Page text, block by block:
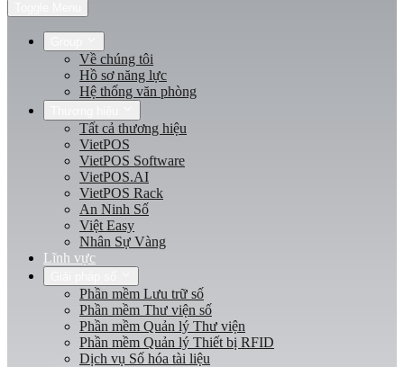
Về chúng tôi
Hồ sơ năng lực
Hệ thống văn phòng
Tất cả thương hiệu
VietPOS
VietPOS Software
VietPOS.AI
VietPOS Rack
An Ninh Số
Việt Easy
Nhân Sự Vàng
Lĩnh vực
Phần mềm Lưu trữ số
Phần mềm Thư viện số
Phần mềm Quản lý Thư viện
Phần mềm Quản lý Thiết bị RFID
Dịch vụ Số hóa tài liệu